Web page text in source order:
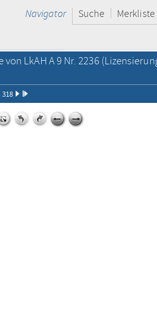
Navigator Suche Merkliste
LkAH A 9 Nr. 2236